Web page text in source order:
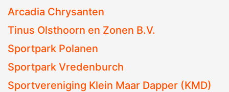
Arcadia Chrysanten
Tinus Olsthoorn en Zonen B.V.
Sportpark Polanen
Sportpark Vredenburch
Sportvereniging Klein Maar Dapper (KMD)